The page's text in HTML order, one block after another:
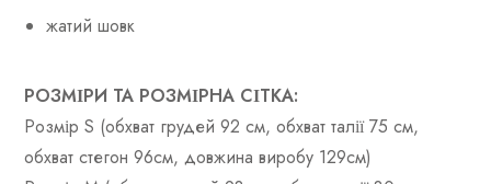
жатий шовк
РОЗМІРИ ТА РОЗМІРНА СІТКА:
Розмір S (обхват грудей 92 см, обхват талії 75 см,
обхват стегон 96см, довжина виробу 129см)